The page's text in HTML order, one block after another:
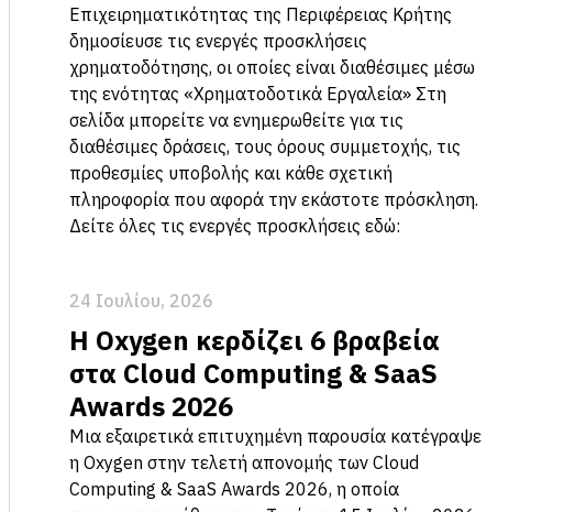
Επιχειρηματικότητας της Περιφέρειας Κρήτης
δημοσίευσε τις ενεργές προσκλήσεις
χρηματοδότησης, οι οποίες είναι διαθέσιμες μέσω
της ενότητας «Χρηματοδοτικά Εργαλεία» Στη
σελίδα μπορείτε να ενημερωθείτε για τις
διαθέσιμες δράσεις, τους όρους συμμετοχής, τις
προθεσμίες υποβολής και κάθε σχετική
πληροφορία που αφορά την εκάστοτε πρόσκληση.
Δείτε όλες τις ενεργές προσκλήσεις εδώ:
24 Ιουλίου, 2026
Η Oxygen κερδίζει 6 βραβεία
στα Cloud Computing & SaaS
Awards 2026
Μια εξαιρετικά επιτυχημένη παρουσία κατέγραψε
η Oxygen στην τελετή απονομής των Cloud
Computing & SaaS Awards 2026, η οποία